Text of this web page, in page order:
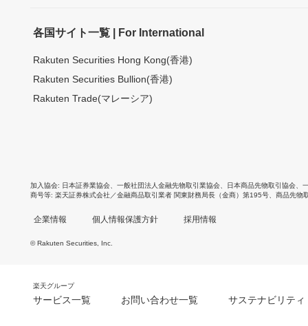
各国サイト一覧 | For International
Rakuten Securities Hong Kong(香港)
Rakuten Securities Bullion(香港)
Rakuten Trade(マレーシア)
加入協会 日本証券業協会 一般社団法人金融先物取引業協会 日本商品先物取引協会
商号等 楽天証券株式会社／金融商品取引業者 関東財務局長（金商）第195号、商品先物
企業情報 個人情報保護方針 採用情報
© Rakuten Securities, Inc.
楽天グループ
サービス一覧 お問い合わせ一覧 サステナビリティ